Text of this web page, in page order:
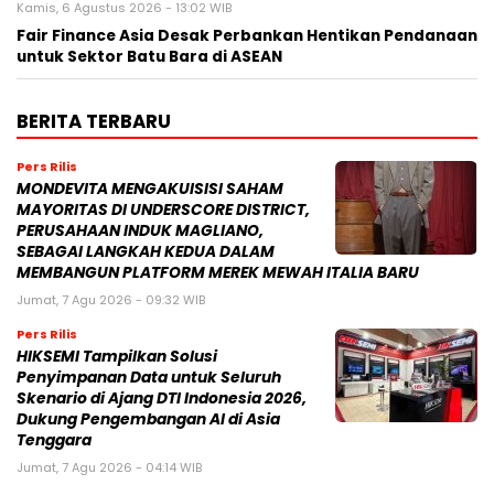
Kamis, 6 Agustus 2026 - 13:02 WIB
Fair Finance Asia Desak Perbankan Hentikan Pendanaan
untuk Sektor Batu Bara di ASEAN
BERITA TERBARU
Pers Rilis
MONDEVITA MENGAKUISISI SAHAM
MAYORITAS DI UNDERSCORE DISTRICT,
PERUSAHAAN INDUK MAGLIANO,
SEBAGAI LANGKAH KEDUA DALAM
MEMBANGUN PLATFORM MEREK MEWAH ITALIA BARU
Jumat, 7 Agu 2026 - 09:32 WIB
Pers Rilis
HIKSEMI Tampilkan Solusi
Penyimpanan Data untuk Seluruh
Skenario di Ajang DTI Indonesia 2026,
Dukung Pengembangan AI di Asia
Tenggara
Jumat, 7 Agu 2026 - 04:14 WIB